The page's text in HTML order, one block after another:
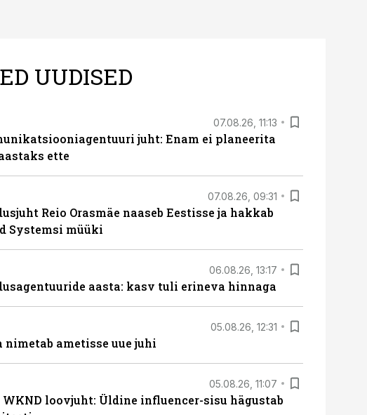
UUDISED
07.08.26, 11:13
juht: Enam ei planeerita
ette
07.08.26, 09:31
Reio Orasmäe naaseb Eestisse ja hakkab
Systemsi müüki
06.08.26, 13:17
aasta: kasv tuli erineva hinnaga
05.08.26, 12:31
nimetab ametisse uue juhi
05.08.26, 11:07
loovjuht: Üldine influencer-sisu hägustab